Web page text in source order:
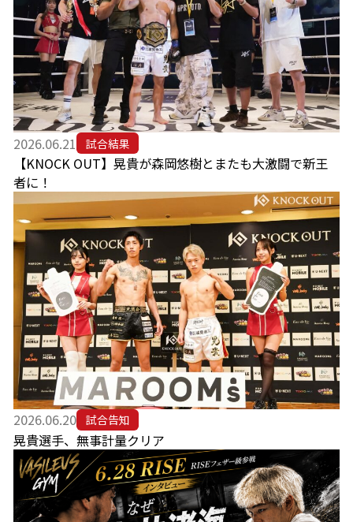
2026.06.21 試合結果
【KNOCK OUT】晃貴が森岡悠樹とまたも大激闘で新王
者に！
2026.06.20 試合告知
晃貴選手、無事計量クリア